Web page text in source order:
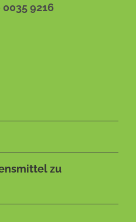
0035 9216
zu